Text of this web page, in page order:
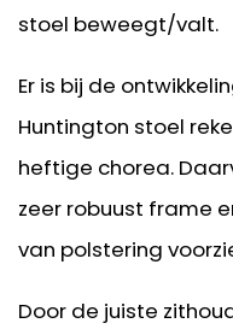
stoel beweegt/valt.
Er is bij de
Huntington stoel
heftige chorea.
zeer robuust frame
van polstering
Door de juiste